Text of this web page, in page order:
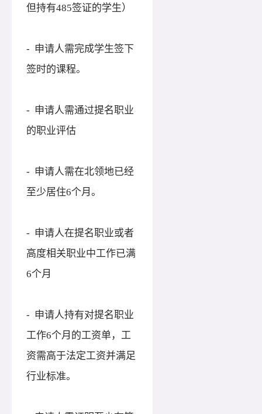
但持有485签证的学生）
- 申请人需完成学生签下
签时的课程。
- 申请人需通过提名职业
的职业评估
- 申请人需在北领地已经
至少居住6个月。
- 申请人在提名职业或者
高度相关职业中工作已满
6个月
- 申请人持有对提名职业
工作6个月的工资单，工
资需高于法定工资并满足
行业标准。